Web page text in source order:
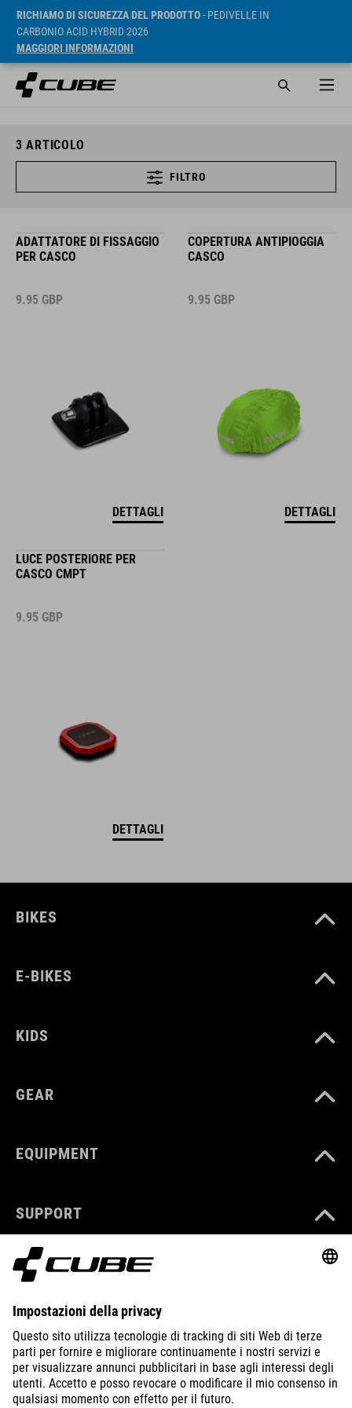
RICHIAMO DI SICUREZZA DEL PRODOTTO- PEDIVELLE IN
CARBONIO ACID HYBRID 2026
MAGGIORI INFORMAZIONI
3 ARTICOLO
FILTRO
ADATTATORE DI FISSAGGIO
PER CASCO
9.95 GBP
DETTAGLI
COPERTURA ANTIPIOGGIA
CASCO
9.95 GBP
DETTAGLI
LUCE POSTERIORE PER
CASCO CMPT
9.95 GBP
DETTAGLI
BIKES
E-BIKES
KIDS
GEAR
EQUIPMENT
SUPPORT
ABOUT US
EXPLORE